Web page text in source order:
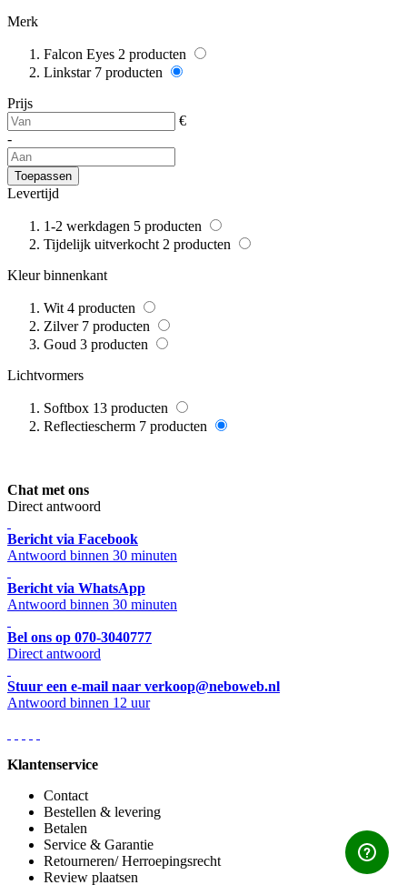
Merk
Falcon Eyes 2 producten
Linkstar 7 producten
Prijs
€
-
Toepassen
Levertijd
1-2 werkdagen 5 producten
Tijdelijk uitverkocht 2 producten
Kleur binnenkant
Wit 4 producten
Zilver 7 producten
Goud 3 producten
Lichtvormers
Softbox 13 producten
Reflectiescherm 7 producten
Chat met ons
Direct antwoord
Bericht via Facebook
Antwoord binnen 30 minuten
Bericht via WhatsApp
Antwoord binnen 30 minuten
Bel ons op 070-3040777
Direct antwoord
Stuur een e-mail naar verkoop@neboweb.nl
Antwoord binnen 12 uur
Klantenservice
Contact
Bestellen & levering
Betalen
Service & Garantie
Retourneren/ Herroepingsrecht
Review plaatsen